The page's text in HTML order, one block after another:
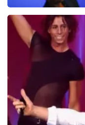
Ilse DeLange
274+
BEKIJKEN